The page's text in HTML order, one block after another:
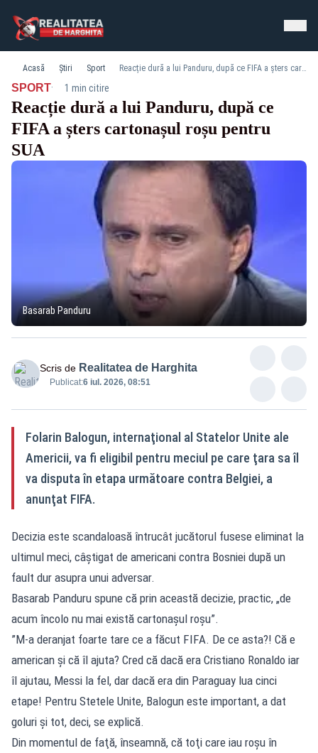
Acasă Știri Sport Reacție dură a lui Panduru, după ce FIFA a șters cartonașul roșu pentru SUA
SPORT· 1 min citire
Reacție dură a lui Panduru, după ce
FIFA a șters cartonașul roșu pentru
SUA
Basarab Panduru
Scris de Realitatea de Harghita
Publicat:6 iul. 2026, 08:51
Folarin Balogun, internaţional al Statelor Unite ale
Americii, va fi eligibil pentru meciul pe care ţara sa îl
va disputa în etapa următoare contra Belgiei, a
anunţat FIFA.
Decizia este scandaloasă întrucât jucătorul fusese eliminat la
ultimul meci, câştigat de americani contra Bosniei după un
fault dur asupra unui adversar.
Basarab Panduru spune că prin această decizie, practic, „de
acum încolo nu mai există cartonașul roșu”.
”M-a deranjat foarte tare ce a făcut FIFA. De ce asta?! Că e
american şi că îl ajuta? Cred că dacă era Cristiano Ronaldo iar
îl ajutau, Messi la fel, dar dacă era din Paraguay lua cinci
etape! Pentru Stetele Unite, Balogun este important, a dat
goluri şi tot, deci, se explică.
Din momentul de faţă, înseamnă, că toţi care iau roşu în